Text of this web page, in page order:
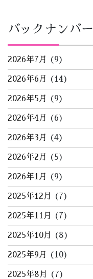
バックナンバー
2026年7月 (9)
2026年6月 (14)
2026年5月 (9)
2026年4月 (6)
2026年3月 (4)
2026年2月 (5)
2026年1月 (9)
2025年12月 (7)
2025年11月 (7)
2025年10月 (8)
2025年9月 (10)
2025年8月 (7)